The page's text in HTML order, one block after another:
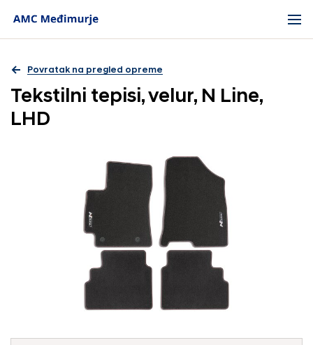
Povratak na pregled opreme
Tekstilni tepisi, velur, N Line,
LHD